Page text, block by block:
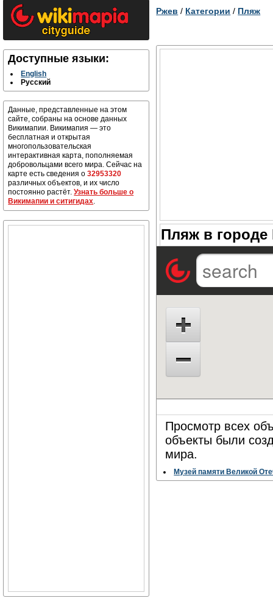
Доступные языки:
English
Русский
Данные, представленные на этом
сайте, собраны на основе данных
Викимапии. Викимапия — это
бесплатная и открытая
многопользовательская
интерактивная карта, пополняемая
добровольцами всего мира. Сейчас на
карте есть сведения о32953320
различных объектов, и их число
постоянно растёт.Узнать больше о
Викимапии и ситигидах.
Ржев / Категории / Пляж
Пляж в городе
Просмотр всех
объекты были
мира.
Музей памяти Великой